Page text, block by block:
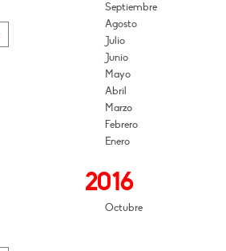
Septiembre
Agosto
Julio
Junio
Mayo
Abril
Marzo
Febrero
Enero
2016
Octubre